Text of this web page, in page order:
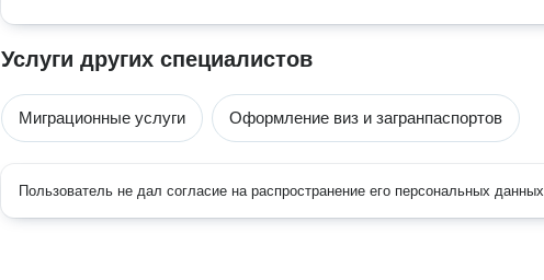
Услуги других специалистов
Миграционные услуги Оформление виз и загранпаспортов
Пользователь не дал согласие на распространение его персональных данных